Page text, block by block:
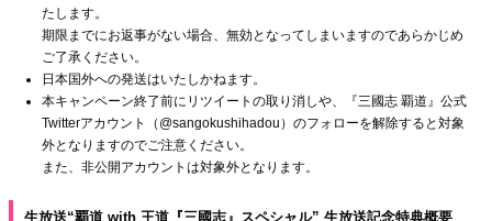
たします。
期限までにお返事がない場合、無効となってしまいますのであらかじめ
ご了承ください。
日本国外への発送はいたしかねます。
本キャンペーン終了前にリツイートの取り消しや、『三國志 覇道』公式
Twitterアカウント（@sangokushihadou）のフォローを解除すると対象
外となりますのでご注意ください。
また、非公開アカウントは対象外となります。
生放送“覇道 with 王道『三國志』スペシャル” 生放送記念特典概要